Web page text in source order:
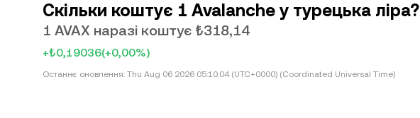
Скільки коштує 1 Avalanche у турецька ліра?
1 AVAX наразі коштує ₺318,14
+₺0,19036(+0,00%)
Останнє оновлення: Thu Aug 06 2026 05:10:04 (UTC+0000) (Coordinated Universal Time)